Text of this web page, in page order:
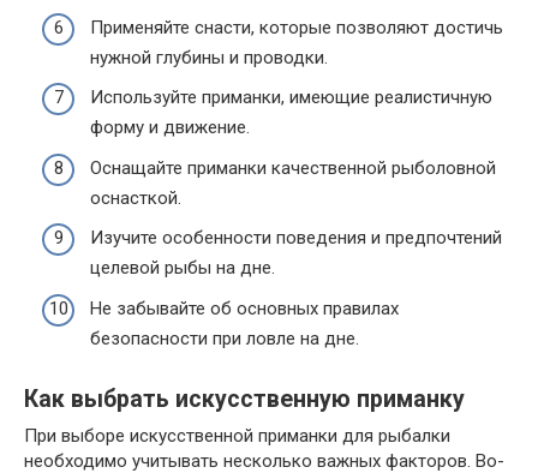
Применяйте снасти, которые позволяют достичь
нужной глубины и проводки.
Используйте приманки, имеющие реалистичную
форму и движение.
Оснащайте приманки качественной рыболовной
оснасткой.
Изучите особенности поведения и предпочтений
целевой рыбы на дне.
Не забывайте об основных правилах
безопасности при ловле на дне.
Как выбрать искусственную приманку
При выборе искусственной приманки для рыбалки
необходимо учитывать несколько важных факторов. Во-